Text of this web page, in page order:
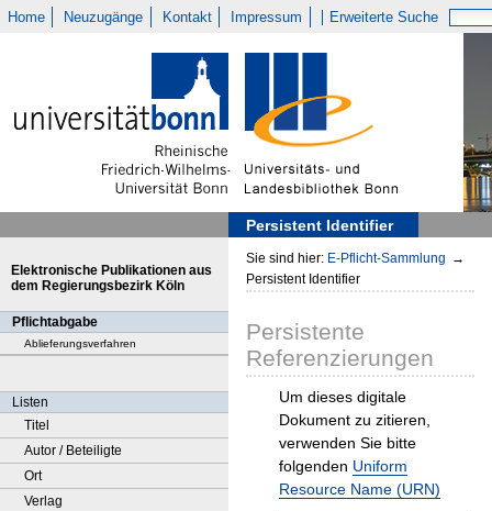
Home Neuzugänge Kontakt Impressum Erweiterte Suche
Persistent Identifier
Elektronische Publikationen aus
dem Regierungsbezirk Köln
Pflichtabgabe
Ablieferungsverfahren
Listen
Titel
Autor / Beteiligte
Ort
Verlag
Sie sind hier: E-Pflicht-Sammlung →
Persistent Identifier
Persistente
Referenzierungen
Um dieses digitale
Dokument zu zitieren,
verwenden Sie bitte
folgenden Uniform
Resource Name (URN)